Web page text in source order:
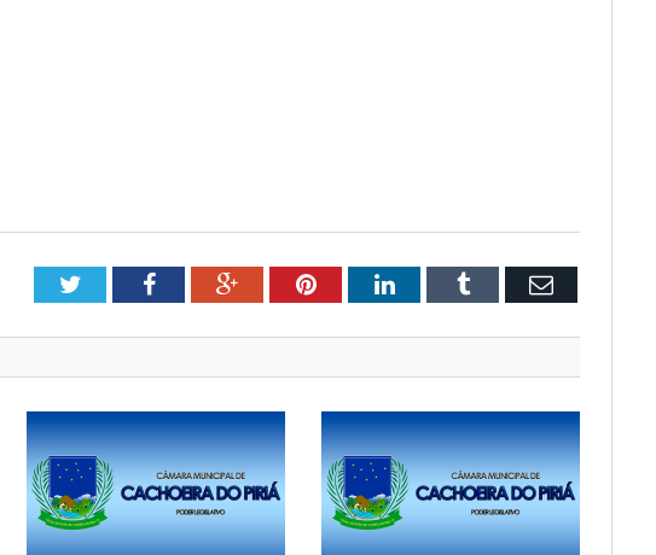
TwitterFacebookGoogle+PinterestLinkedInTumblr Email